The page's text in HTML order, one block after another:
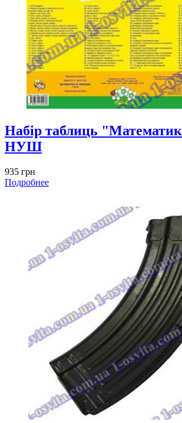
Набір таблиць
НУШ
935 грн
Подробнее